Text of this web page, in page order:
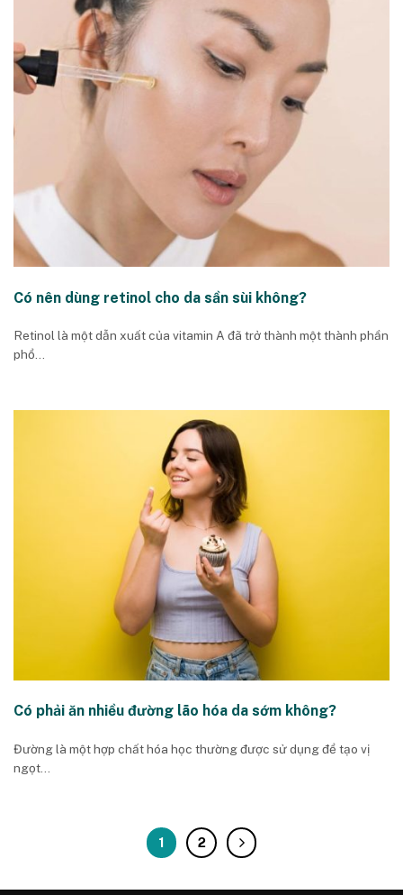
Có nên dùng retinol cho da sần sùi không?
Retinol là một dẫn xuất của vitamin A đã trở thành một thành phần
phổ...
Có phải ăn nhiều đường lão hóa da sớm không?
Đường là một hợp chất hóa học thường được sử dụng để tạo vị
ngọt...
1 2